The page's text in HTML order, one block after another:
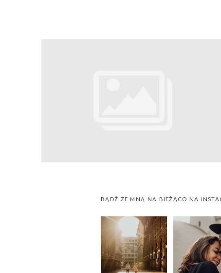
BĄDŹ ZE MNĄ NA BIEŻĄCO NA